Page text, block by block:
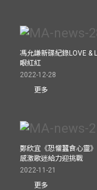
馮允謙新碟紀錄LOVE &
眼紅紅
2022-12-28
更多
鄭欣宜《恐懼蠶食心靈
感激歌迷給力迎挑戰
2022-11-21
更多